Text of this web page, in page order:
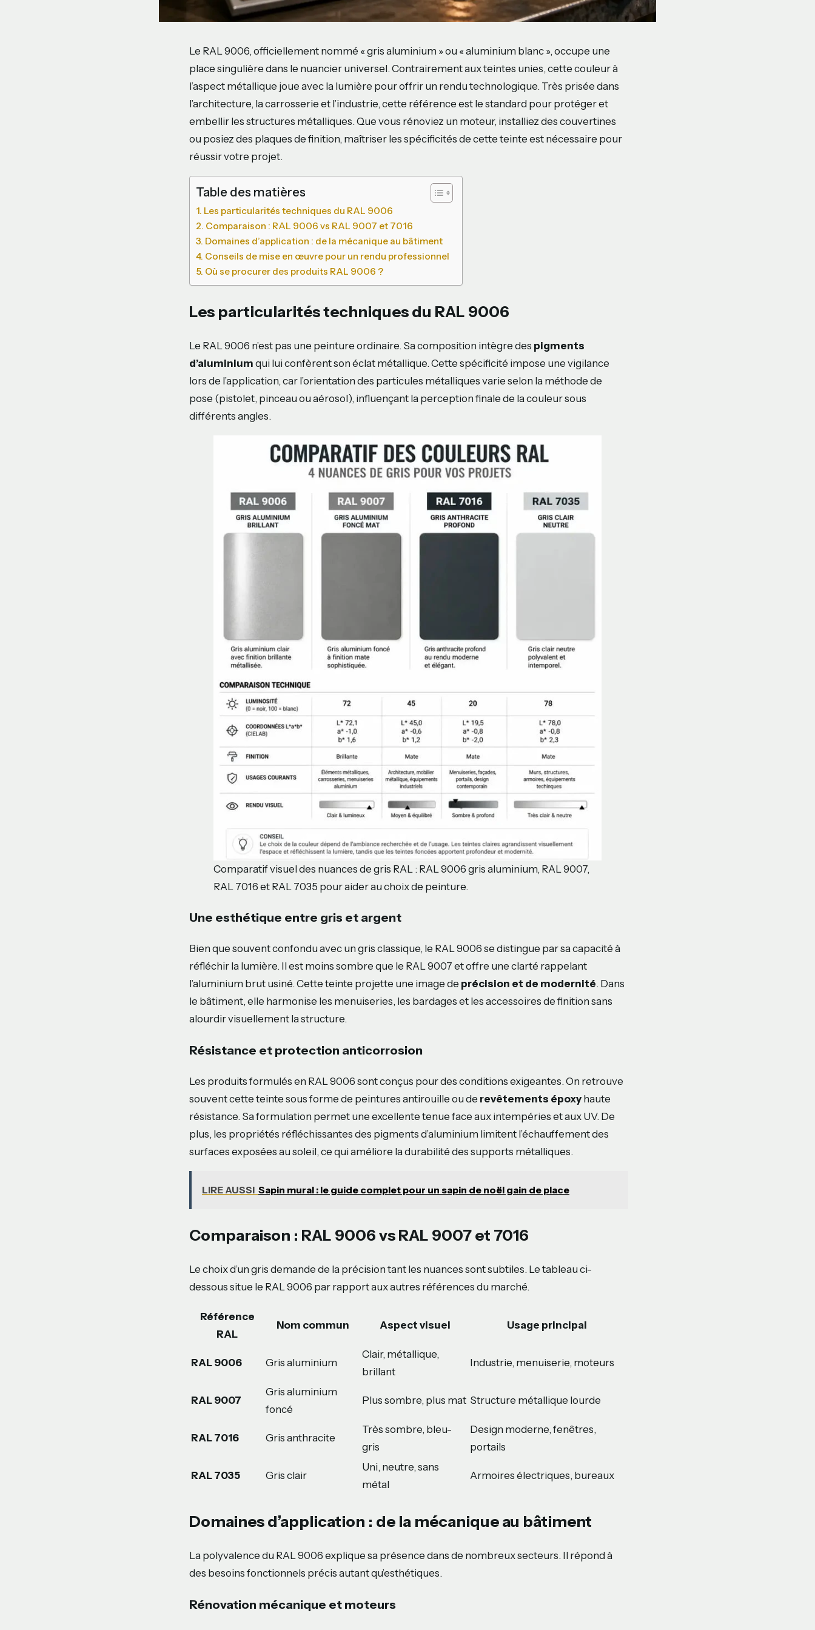
Le RAL 9006, officiellement nommé « gris aluminium » ou « aluminium blanc », occupe une
place singulière dans le nuancier universel. Contrairement aux teintes unies, cette couleur à
l’aspect métallique joue avec la lumière pour offrir un rendu technologique. Très prisée dans
l’architecture, la carrosserie et l’industrie, cette référence est le standard pour protéger et
embellir les structures métalliques. Que vous rénoviez un moteur, installiez des couvertines
ou posiez des plaques de finition, maîtriser les spécificités de cette teinte est nécessaire pour
réussir votre projet.
Table des matières
Les particularités techniques du RAL 9006
Comparaison : RAL 9006 vs RAL 9007 et 7016
Domaines d’application : de la mécanique au bâtiment
Conseils de mise en œuvre pour un rendu professionnel
Où se procurer des produits RAL 9006 ?
Les particularités techniques du RAL 9006
Le RAL 9006 n’est pas une peinture ordinaire. Sa composition intègre des pigments
d’aluminium qui lui confèrent son éclat métallique. Cette spécificité impose une vigilance
lors de l’application, car l’orientation des particules métalliques varie selon la méthode de
pose (pistolet, pinceau ou aérosol), influençant la perception finale de la couleur sous
différents angles.
Comparatif visuel des nuances de gris RAL : RAL 9006 gris aluminium, RAL 9007,
RAL 7016 et RAL 7035 pour aider au choix de peinture.
Une esthétique entre gris et argent
Bien que souvent confondu avec un gris classique, le RAL 9006 se distingue par sa capacité à
réfléchir la lumière. Il est moins sombre que le RAL 9007 et offre une clarté rappelant
l’aluminium brut usiné. Cette teinte projette une image de précision et de modernité. Dans
le bâtiment, elle harmonise les menuiseries, les bardages et les accessoires de finition sans
alourdir visuellement la structure.
Résistance et protection anticorrosion
Les produits formulés en RAL 9006 sont conçus pour des conditions exigeantes. On retrouve
souvent cette teinte sous forme de peintures antirouille ou de revêtements époxy haute
résistance. Sa formulation permet une excellente tenue face aux intempéries et aux UV. De
plus, les propriétés réfléchissantes des pigments d’aluminium limitent l’échauffement des
surfaces exposées au soleil, ce qui améliore la durabilité des supports métalliques.
LIRE AUSSI Sapin mural : le guide complet pour un sapin de noël gain de place
Comparaison : RAL 9006 vs RAL 9007 et 7016
Le choix d’un gris demande de la précision tant les nuances sont subtiles. Le tableau ci-
dessous situe le RAL 9006 par rapport aux autres références du marché.
Référence
RAL
Nom commun Aspect visuel Usage principal
RAL 9006 Gris aluminium
Clair, métallique,
brillant
Industrie, menuiserie, moteurs
RAL 9007
Gris aluminium
foncé
Plus sombre, plus mat Structure métallique lourde
RAL 7016 Gris anthracite
Très sombre, bleu-
gris
Design moderne, fenêtres,
portails
RAL 7035 Gris clair
Uni, neutre, sans
métal
Armoires électriques, bureaux
Domaines d’application : de la mécanique au bâtiment
La polyvalence du RAL 9006 explique sa présence dans de nombreux secteurs. Il répond à
des besoins fonctionnels précis autant qu’esthétiques.
Rénovation mécanique et moteurs